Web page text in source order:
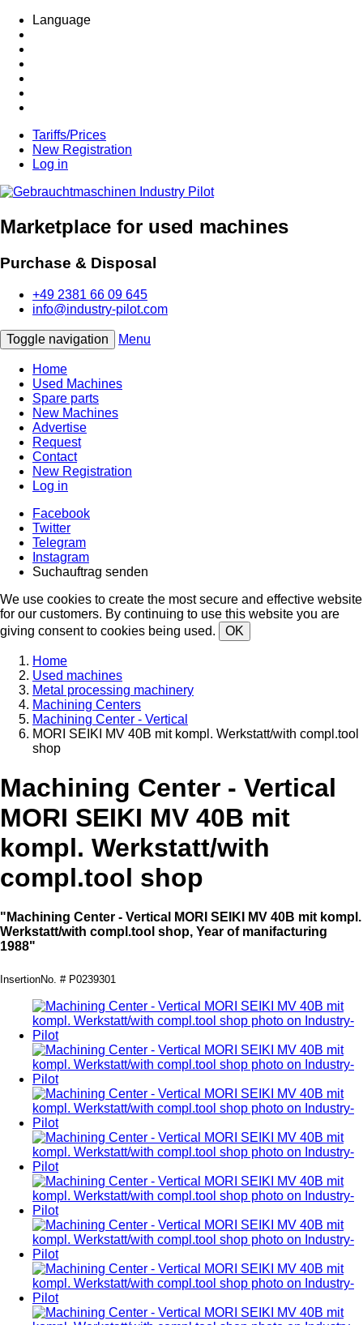
Language
Tariffs/Prices
New Registration
Log in
Marketplace for used machines
Purchase & Disposal
+49 2381 66 09 645
info@industry-pilot.com
Toggle navigation Menu
Home
Used Machines
Spare parts
New Machines
Advertise
Request
Contact
New Registration
Log in
Facebook
Twitter
Telegram
Instagram
Suchauftrag senden
We use cookies to create the most secure and effective website
for our customers. By continuing to use this website you are
giving consent to cookies being used.
OK
Home
Used machines
Metal processing machinery
Machining Centers
Machining Center - Vertical
MORI SEIKI MV 40B mit kompl. Werkstatt/with compl.tool
shop
Machining Center - Vertical
MORI SEIKI MV 40B mit
kompl. Werkstatt/with
compl.tool shop
"Machining Center - Vertical MORI SEIKI MV 40B mit kompl.
Werkstatt/with compl.tool shop, Year of manifacturing
1988"
InsertionNo. # P0239301